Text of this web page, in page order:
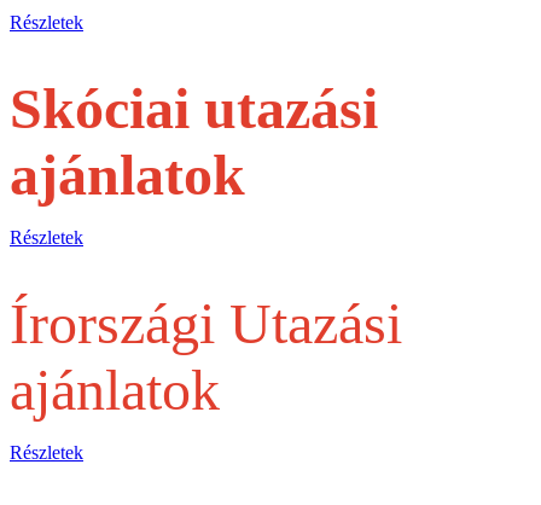
Részletek
Skóciai utazási
ajánlatok
Részletek
Írországi Utazási
ajánlatok
Részletek